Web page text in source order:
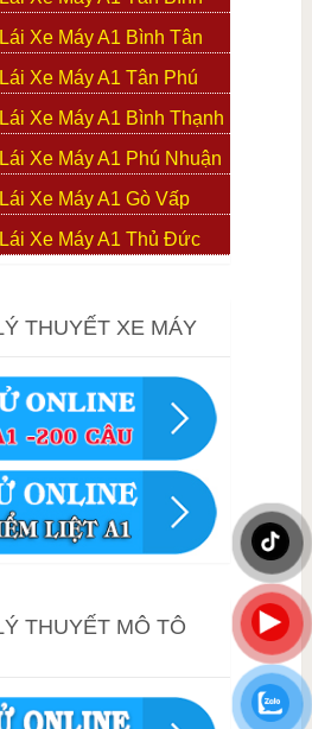
Xe Máy A1 Bình Tân
Xe Máy A1 Tân Phú
Xe Máy A1 Bình Thạnh
Xe Máy A1 Phú Nhuận
Xe Máy A1 Gò Vấp
Xe Máy A1 Thủ Đức
THUYẾT XE MÁY
THUYẾT MÔ TÔ